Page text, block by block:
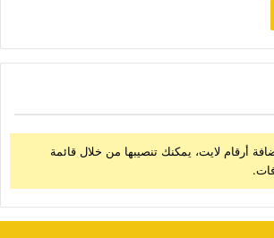
أرقام لايت، يمكنك تنصيبها من خلال قائمة